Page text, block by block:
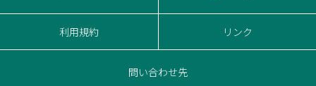
利用規約 リンク
問い合わせ先